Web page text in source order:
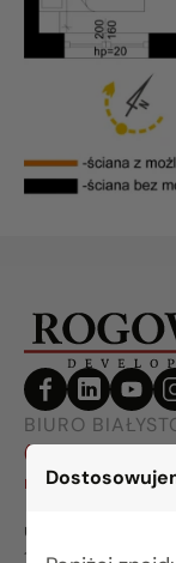
BIURO
(85) 749 99 09
ul. Legionowa 28